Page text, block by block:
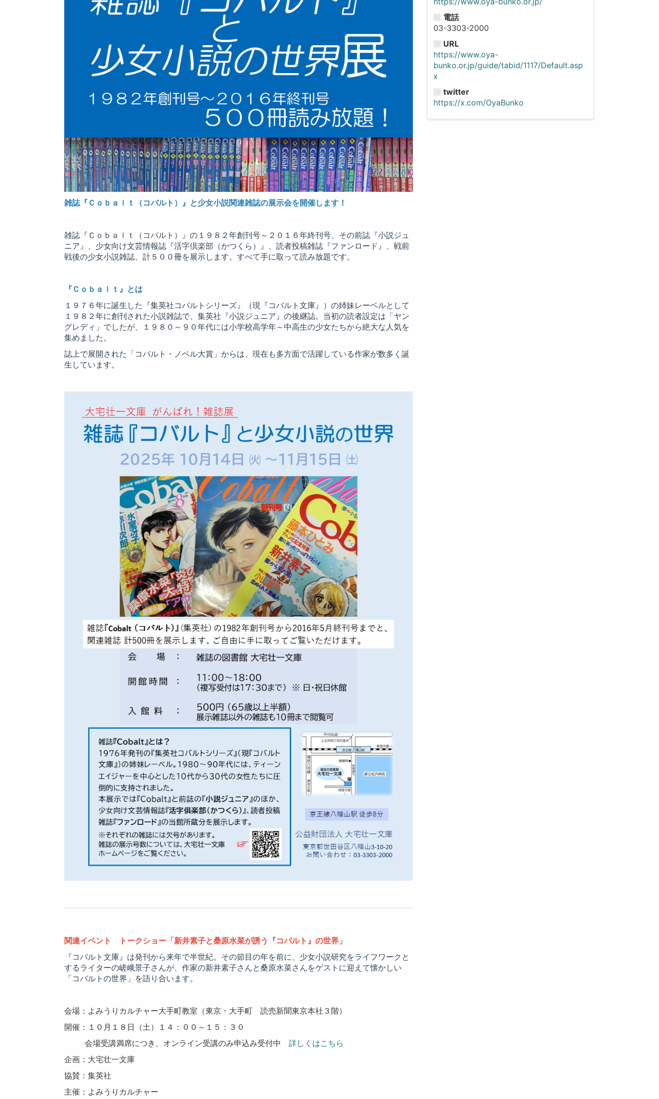
雑誌『Ｃｏｂａｌｔ（コバルト）』と少女小説関連雑誌の展示会を開催します！
雑誌『Ｃｏｂａｌｔ（コバルト）』の１９８２年創刊号～２０１６年終刊号、その前誌『小説ジュ
ニア』、少女向け文芸情報誌『活字倶楽部（かつくら）』、読者投稿雑誌『ファンロード』、戦前
戦後の少女小説雑誌、計５００冊を展示します。すべて手に取って読み放題です。
『Ｃｏｂａｌｔ』とは
１９７６年に誕生した『集英社コバルトシリーズ』（現『コバルト文庫』）の姉妹レーベルとして
１９８２年に創刊された小説雑誌で、集英社『小説ジュニア』の後継誌。当初の読者設定は「ヤン
グレディ」でしたが、１９８０～９０年代には小学校高学年～中高生の少女たちから絶大な人気を
集めました。
誌上で展開された「コバルト・ノベル大賞」からは、現在も多方面で活躍している作家が数多く誕
生しています。
関連イベント トークショー「新井素子と桑原水菜が誘う『コバルト』の世界」
『コバルト文庫』は発刊から来年で半世紀。その節目の年を前に、少女小説研究をライフワークと
するライターの嵯峨景子さんが、作家の新井素子さんと桑原水菜さんをゲストに迎えて懐かしい
「コバルトの世界」を語り合います。
会場：よみうりカルチャー大手町教室（東京・大手町 読売新聞東京本社３階）
開催：１０月１８日（土）１４：００～１５：３０
会場受講満席につき、オンライン受講のみ申込み受付中詳しくはこちら
企画：大宅壮一文庫
協賛：集英社
主催：よみうりカルチャー
電話
03-3303-2000
URL
https://www.oya-
bunko.or.jp/guide/tabid/1117/Default.asp
x
twitter
https://x.com/OyaBunko